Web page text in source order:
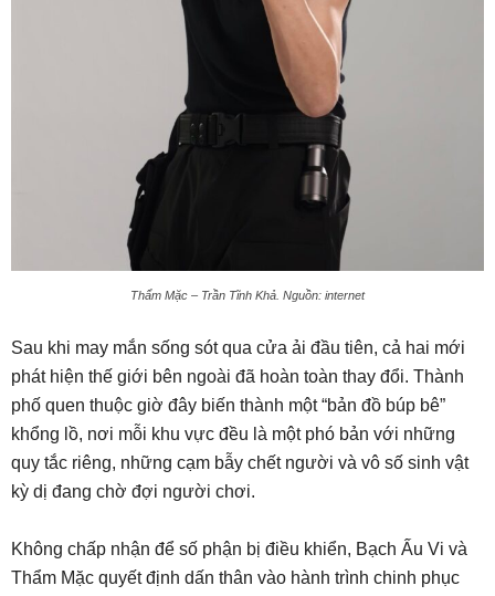
Thẩm Mặc – Trần Tĩnh Khả. Nguồn: internet
Sau khi may mắn sống sót qua cửa ải đầu tiên, cả hai mới
phát hiện thế giới bên ngoài đã hoàn toàn thay đổi. Thành
phố quen thuộc giờ đây biến thành một “bản đồ búp bê”
khổng lồ, nơi mỗi khu vực đều là một phó bản với những
quy tắc riêng, những cạm bẫy chết người và vô số sinh vật
kỳ dị đang chờ đợi người chơi.
Không chấp nhận để số phận bị điều khiển, Bạch Ấu Vi và
Thẩm Mặc quyết định dấn thân vào hành trình chinh phục